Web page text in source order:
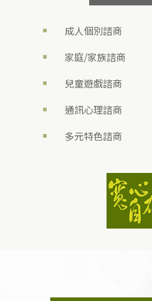
成人個別諮商
家庭/家族諮商
兒童遊戲諮商
通訊心理諮商
多元特色諮商